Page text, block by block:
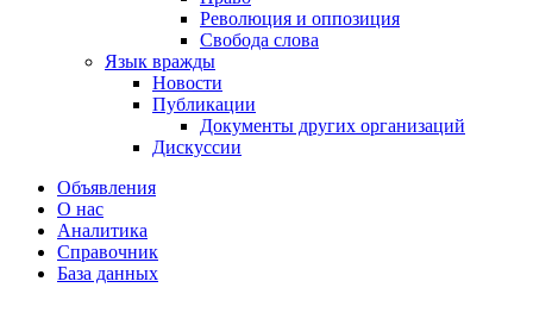
Революция и оппозиция
Свобода слова
Язык вражды
Новости
Публикации
Документы других организаций
Дискуссии
Объявления
О нас
Аналитика
Справочник
База данных